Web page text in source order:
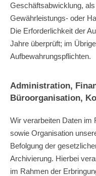
Geschäftsabwicklung,
Gewährleistungs- oder
Die Erforderlichkeit der
Jahre überprüft; im
Aufbewahrungspflichten.
Administration,
Büroorganisation,
Wir verarbeiten Daten im
sowie Organisation
Befolgung der
Archivierung. Hierbei
im Rahmen der